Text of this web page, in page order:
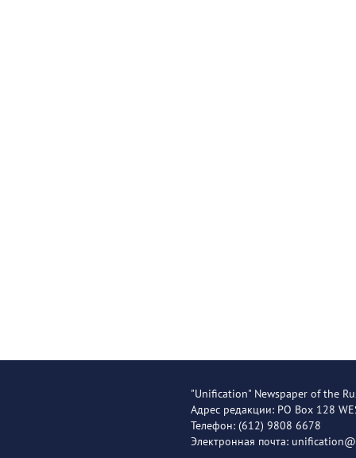
"Unification" Newspaper of the
Адрес редакции: PO Box 128
Телефон: (612) 9808 6678
Электронная почта: